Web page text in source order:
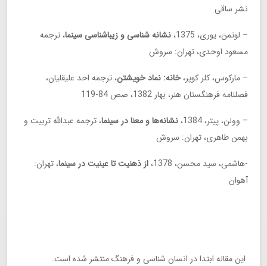
نشر ساقی
– لوتمن، یوری، 1375،
نشانه شناسی و زیباشناسی سینما، ترجمه
مسعود اوحدی، تهران: سروش
– مارکوس، کلر کوپر،خانه: نماد خویشتن، ترجمه احد علیقلیان،
فصلنامه فرهنگستان هنر، بهار 1382، صص 84-119
– وولن، پیتر، 1384،
نشانه‌ها و معنا در سینما، ترجمه عبدالله تربیت و
بهمن طاهری، تهران: سروش
-‌هاشمی، سید محسن، 1378،
از ذهنیت تا عینیت در سینما، تهران:
آهوان
این مقاله ابتدا در انسان شناسی و فرهنگ منتشر شده است.